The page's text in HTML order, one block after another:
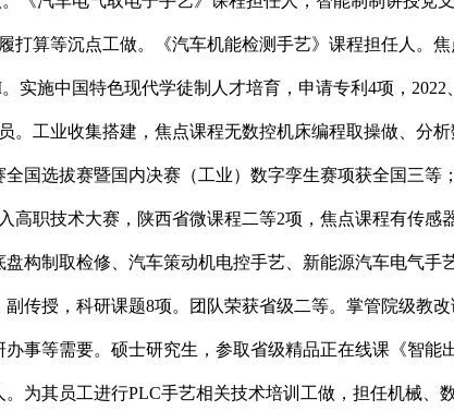
算等沉点工做。《汽车机能检测手艺》课程担任人。
施中国特色现代学徒制人才培育，申请专利4项，
工业收集搭建，焦点课程无数控机床编程取操做、分
国选拔赛暨国内决赛（工业）数字孪生赛项获全国三等
职技术大赛，陕西省微课程二等2项，焦点课程有传
构制取检修、汽车策动机电控手艺、新能源汽车电气手
传授，科研课题8项。团队荣获省级二等。掌管院级教
事等需要。硕士研究生，参取省级精品正在线课《智能
为其员工进行PLC手艺相关技术培训工做，担任机械、